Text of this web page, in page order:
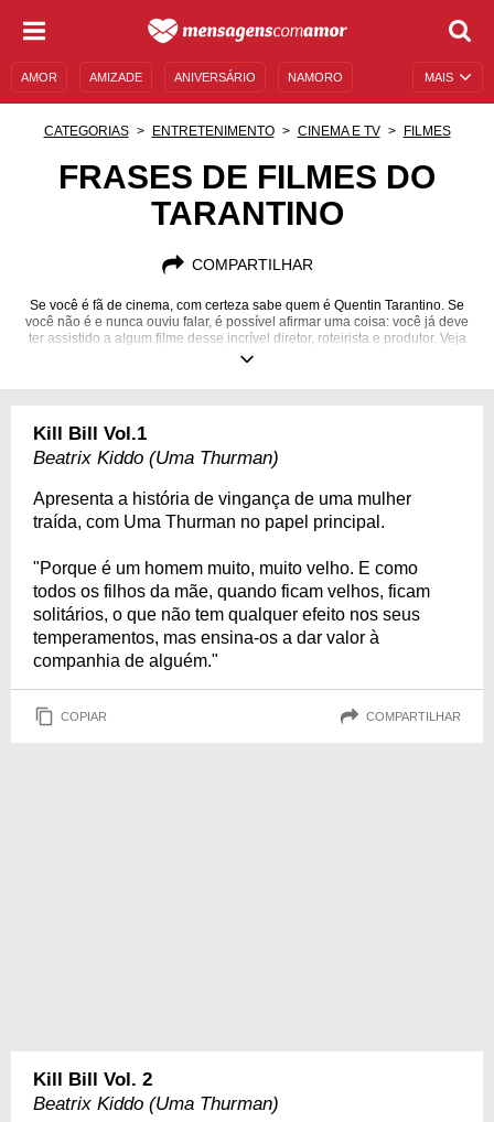
MAIS
AMOR AMIZADE ANIVERSÁRIO NAMORO
MENSAGENS E FRASES MENSAGENS DE ANIVERSÁRIO
CATEGORIAS ENTRETENIMENTO CINEMA E TV FILMES
FRASES DE FILMES DO
TARANTINO
COMPARTILHAR
Se você é fã de cinema, com certeza sabe quem é Quentin Tarantino. Se
você não é e nunca ouviu falar, é possível afirmar uma coisa: você já deve
ter assistido a algum filme desse incrível diretor, roteirista e produtor. Veja
frases de alguns clássicos de Tarantino e mergulhe nesse universo!
Kill Bill Vol.1
Beatrix Kiddo (Uma Thurman)
Apresenta a história de vingança de uma mulher
traída, com Uma Thurman no papel principal.
"Porque é um homem muito, muito velho. E como
todos os filhos da mãe, quando ficam velhos, ficam
solitários, o que não tem qualquer efeito nos seus
temperamentos, mas ensina-os a dar valor à
companhia de alguém."
COPIAR COMPARTILHAR
Kill Bill Vol. 2
Beatrix Kiddo (Uma Thurman)